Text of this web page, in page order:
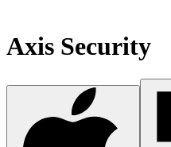
Axis Security